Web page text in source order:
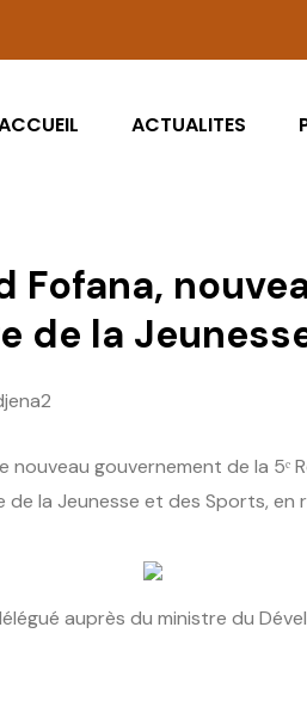
ACTUALITES
Fofana,
de la
gouvernement de la 5ᵉ
la Jeunesse et des Sports, en
auprès du ministre du